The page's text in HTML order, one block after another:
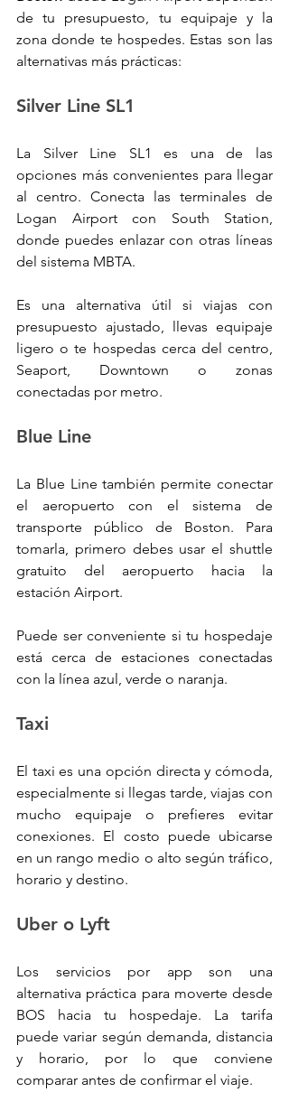
de tu presupuesto, tu equipaje y la
zona donde te hospedes. Estas son las
alternativas más prácticas:
Silver Line SL1
La Silver Line SL1 es una de las
opciones más convenientes para llegar
al centro. Conecta las terminales de
Logan Airport con South Station,
donde puedes enlazar con otras líneas
del sistema MBTA.
Es una alternativa útil si viajas con
presupuesto ajustado, llevas equipaje
ligero o te hospedas cerca del centro,
Seaport, Downtown o zonas
conectadas por metro.
Blue Line
La Blue Line también permite conectar
el aeropuerto con el sistema de
transporte público de Boston. Para
tomarla, primero debes usar el shuttle
gratuito del aeropuerto hacia la
estación Airport.
Puede ser conveniente si tu hospedaje
está cerca de estaciones conectadas
con la línea azul, verde o naranja.
Taxi
El taxi es una opción directa y cómoda,
especialmente si llegas tarde, viajas con
mucho equipaje o prefieres evitar
conexiones. El costo puede ubicarse
en un rango medio o alto según tráfico,
horario y destino.
Uber o Lyft
Los servicios por app son una
alternativa práctica para moverte desde
BOS hacia tu hospedaje. La tarifa
puede variar según demanda, distancia
y horario, por lo que conviene
comparar antes de confirmar el viaje.